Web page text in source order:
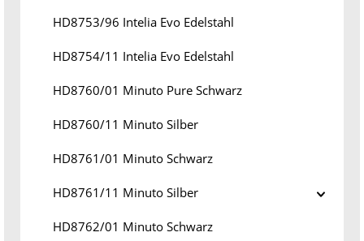
HD8753/96 Intelia Evo Edelstahl
HD8754/11 Intelia Evo Edelstahl
HD8760/01 Minuto Pure Schwarz
HD8760/11 Minuto Silber
HD8761/01 Minuto Schwarz
HD8761/11 Minuto Silber
HD8762/01 Minuto Schwarz